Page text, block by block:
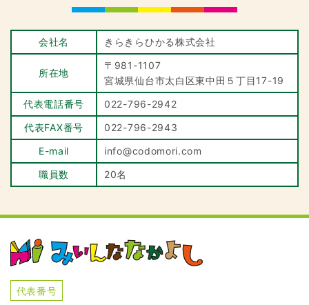
会社名 きらきらひかる株式会社
所在地
〒981-1107
宮城県仙台市太白区東中田５丁目17-19
代表電話番号
022-796-2942
代表FAX番号
022-796-2943
E-mail
info@codomori.com
職員数
20名
代表番号